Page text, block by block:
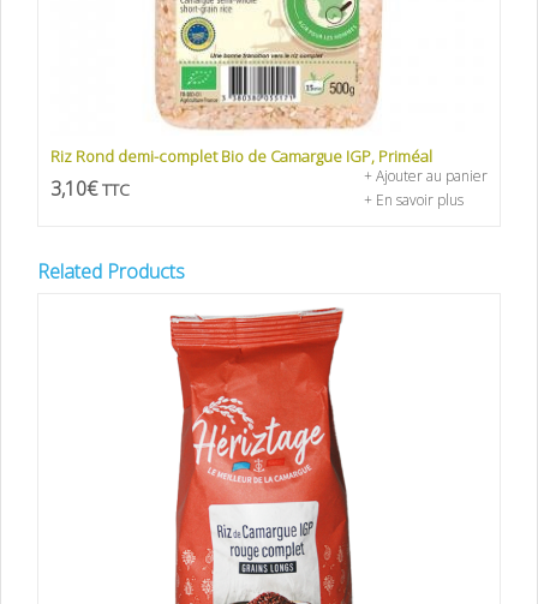
Riz Rond demi-complet Bio de Camargue IGP, Priméal
3,10€ TTC
+ Ajouter au panier
+ En savoir plus
Related Products